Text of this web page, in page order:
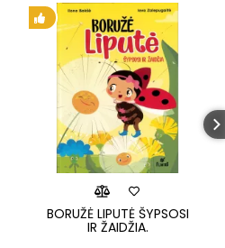
BORUŽĖ LIPUTĖ ŠYPSOSI
IR ŽAIDŽIA.